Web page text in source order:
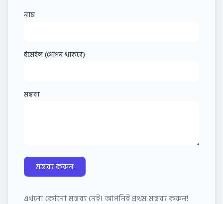
নাম
ইমেইল (গোপন থাকবে)
মন্তব্য
মন্তব্য করুন
এখনো কোনো মন্তব্য নেই। আপনিই প্রথম মন্তব্য করুন!